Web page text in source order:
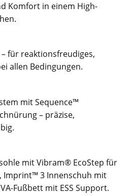
Komfort in einem High-
für reaktionsfreudiges,
allen Bedingungen.
mit Sequence™
– präzise,
mit Vibram® EcoStep für
Imprint™ 3 Innenschuh mit
Fußbett mit ESS Support.